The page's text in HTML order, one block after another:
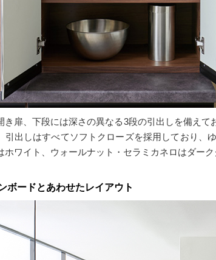
き扉、下段には深さの異なる3段の引出しを備え
引出しはすべてソフトクローズを採用しており、
ホワイト、ウォールナット・セラミカネロはダー
ボードとあわせたレイアウト